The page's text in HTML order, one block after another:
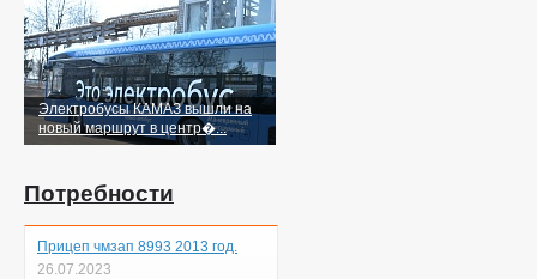
Электробусы КАМАЗ вышли на
новый маршрут в центр�...
Потребности
Прицеп чмзап 8993 2013 год.
26.07.2023